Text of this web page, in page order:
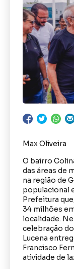
Max Oliveira
O bairro
das áreas de
na região de
populacional
Prefeitura
34 milhões
localidade.
celebração
Lucena
Francisco
atividade de